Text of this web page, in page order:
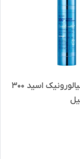
ریدل شات هیالورونیک اسید 300